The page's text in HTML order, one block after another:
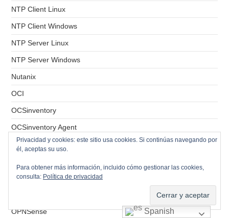
NTP Client Linux
NTP Client Windows
NTP Server Linux
NTP Server Windows
Nutanix
OCI
OCSinventory
OCSinventory Agent
Onlyoffice
Openfire
OPNSense Spanish
Privacidad y cookies: este sitio usa cookies. Si continúas navegando por
él, aceptas su uso.
Para obtener más información, incluido cómo gestionar las cookies,
consulta: Política de privacidad